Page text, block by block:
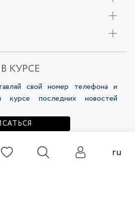
Футболка женская 00403-13 Футболка женская 00415-4
149 000 сум
ru
КУРСЕ
свой номер телефона и
курсе последних новостей
(55) 508 00 60